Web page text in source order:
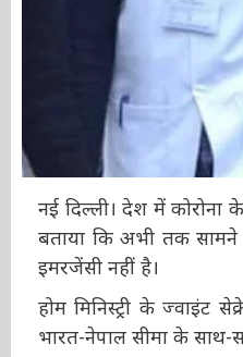
नई दिल्ली। देश में कोरोना
बताया कि अभी तक सामने
इमरजेंसी नहीं है।
होम मिनिस्ट्री के ज्वाइंट
भारत-नेपाल सीमा के साथ-